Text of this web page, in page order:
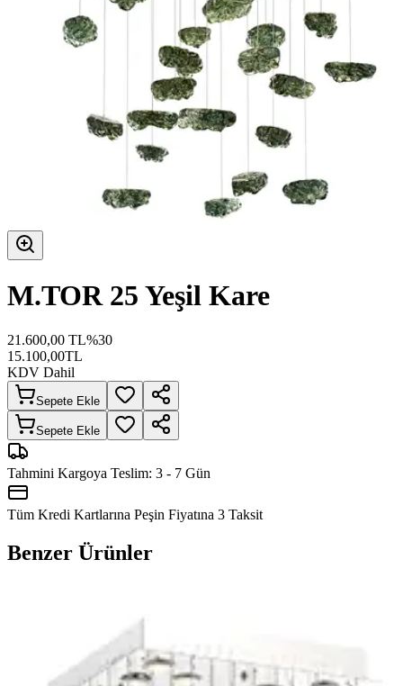
M.TOR 25 Yeşil Kare
21.600,00 TL%30
15.100,00TL
KDV Dahil
Sepete Ekle
Sepete Ekle
Tahmini Kargoya Teslim: 3 - 7 Gün
Tüm Kredi Kartlarına Peşin Fiyatına 3 Taksit
Benzer Ürünler